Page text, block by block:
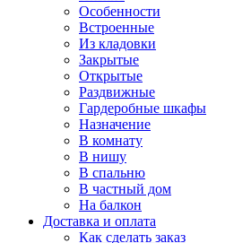
Особенности
Встроенные
Из кладовки
Закрытые
Открытые
Раздвижные
Гардеробные шкафы
Назначение
В комнату
В нишу
В спальню
В частный дом
На балкон
Доставка и оплата
Как сделать заказ